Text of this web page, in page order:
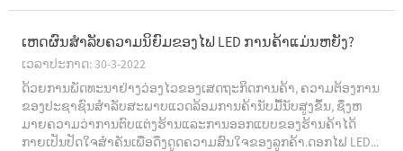
ເຫດຜົນສໍາລັບຄວາມນິຍົມຂອງໄຟ LED ການຄ້າແມ່ນຫຍັງ?
ເວລາປະກາດ: 30-3-2022
ດ້ວຍການພັດທະນາຢ່າງວ່ອງໄວຂອງເສດຖະກິດການຄ້າ, ຄວາມຕ້ອງການ
ຂອງປະຊາຊົນສໍາລັບສະພາບແວດລ້ອມການຄ້ານັບມື້ນັບສູງຂຶ້ນ, ຊຶ່ງຫ
ມາຍຄວາມວ່າການຕົບແຕ່ງຮ້ານແລະການອອກແບບຂອງຮ້ານຄ້າໄດ້
ກາຍເປັນປັດໃຈສໍາຄັນເພື່ອດຶງດູດຄວາມສົນໃຈຂອງລູກຄ້າ.ດອກໄຟ LED...